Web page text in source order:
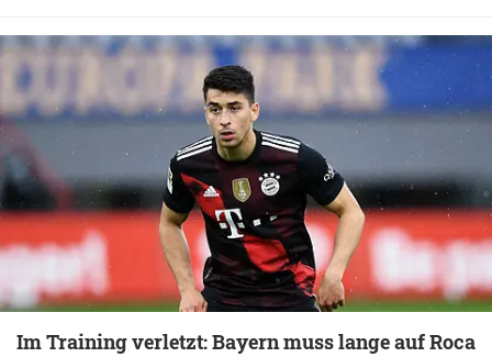
Im Training verletzt: Bayern muss lange auf Roca